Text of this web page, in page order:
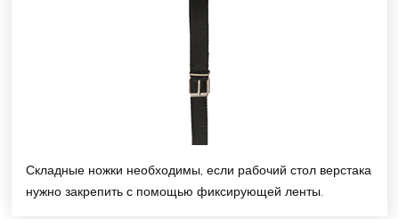
Складные ножки необходимы, если рабочий стол верстака
нужно закрепить с помощью фиксирующей ленты.